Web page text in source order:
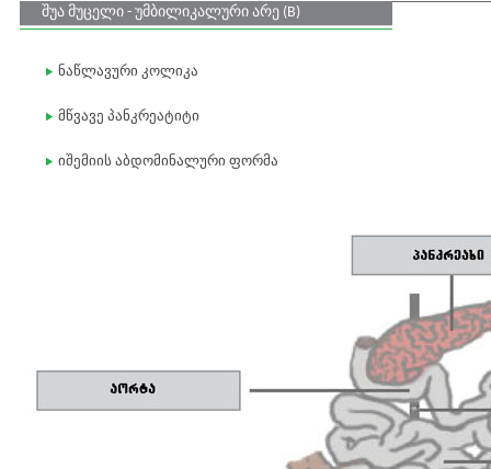
შუა მუცელი - უმბილიკალური არე (B)
ნაწლავური კოლიკა
მწვავე პანკრეატიტი
იშემიის აბდომინალური ფორმა